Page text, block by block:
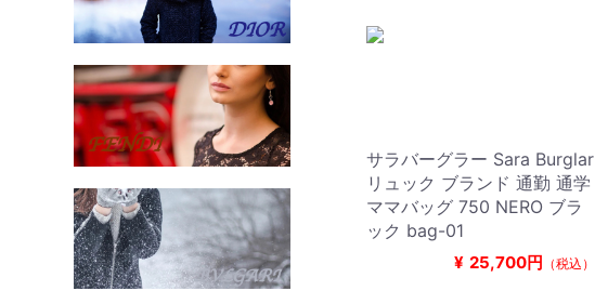
サラバーグラー Sara Burglar
リュック ブランド 通勤 通学
ママバッグ 750 NERO ブラ
ック bag-01
¥ 25,700円 （税込）